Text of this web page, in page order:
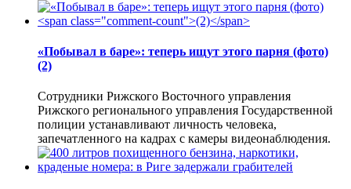
«Побывал в баре»: теперь ищут этого парня (фото)
(2)
Сотрудники Рижского Восточного управления
Рижского регионального управления Государственной
полиции устанавливают личность человека,
запечатленного на кадрах с камеры видеонаблюдения.